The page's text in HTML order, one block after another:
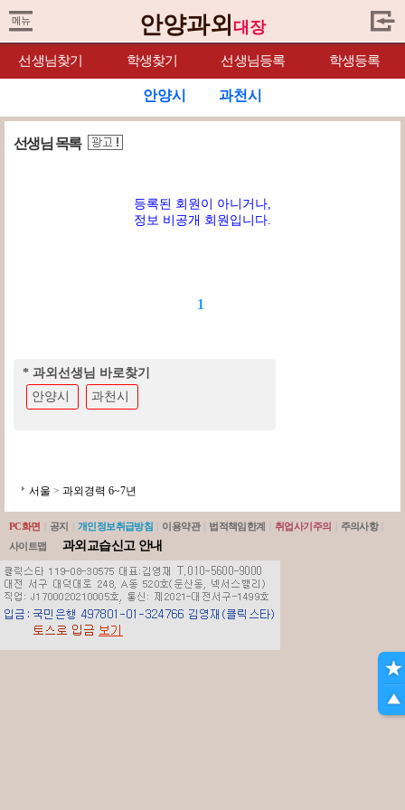
안양과외 대장
선생님찾기 학생찾기 선생님등록 학생등록
안양시 과천시
선생님 목록
등록된 회원이 아니거나,
정보 비공개 회원입니다.
1
* 과외선생님 바로찾기
안양시
과천시
서울 > 과외경력 6~7년
PC화면 공지 개인정보취급방침 이용약관 법적책임한계 취업사기주의 주의사항
사이트맵
과외교습신고 안내